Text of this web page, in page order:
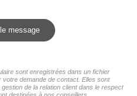
message
sont enregistrées dans un fichier
votre demande de contact. Elles sont
de la relation client dans le respect
destinées à nos conseillers